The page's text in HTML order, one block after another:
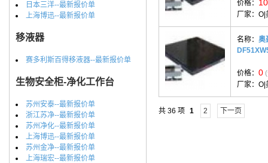
日本三洋--最新报价单
上海博迅--最新报价单
移液器
赛多利斯百得移液器--最新报价单
生物安全柜-净化工作台
苏州安泰--最新报价单
浙江苏净--最新报价单
苏州净化--最新报价单
上海博迅--最新报价单
苏州金净--最新报价单
上海瑞宏--最新报价单
价格：
厂家： O|
名称： 奥
价格： 0
厂家： O|
共 36 项 1 2 下一页